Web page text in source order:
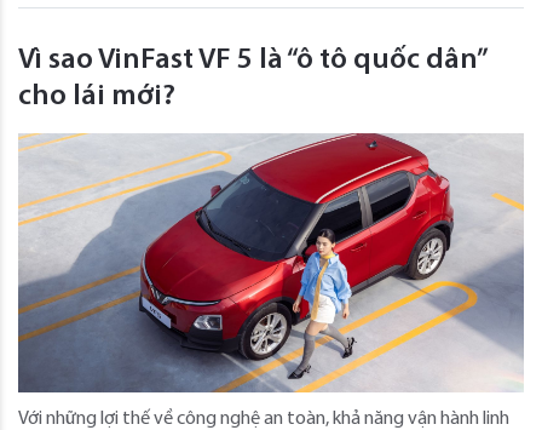
Vì sao VinFast VF 5 là “ô tô quốc dân”
cho lái mới?
Với những lợi thế về công nghệ an toàn, khả năng vận hành linh